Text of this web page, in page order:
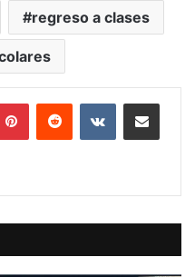
regreso a clases
PinterestReddit VKontakteCompartir vía Mail